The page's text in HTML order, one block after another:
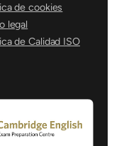
de cookies
legal
de Calidad ISO